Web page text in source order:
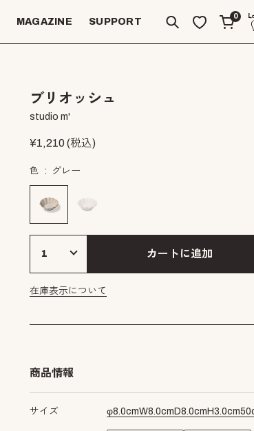
MAGAZINE SUPPORT
0
ブリオッシュ
studio m'
¥1,210(税込)
色 グレー
カートに追加
在庫表示について
商品情報
サイズ φ8.0cmW8.0cm D8.0cm H3.0cm50